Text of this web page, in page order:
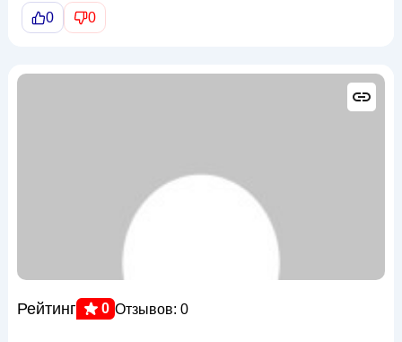
0 0
Рейтинг 0 Отзывов: 0